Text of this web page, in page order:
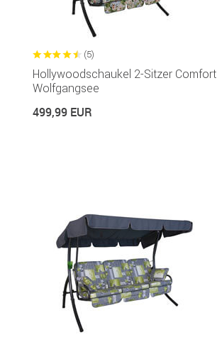
(5)
Hollywoodschaukel 2-Sitzer Comfort
Wolfgangsee
499,99 EUR